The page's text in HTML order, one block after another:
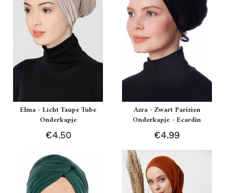
Elma - Licht Taupe Tube
Onderkapje
€4.50
Azra - Zwart Parizien
Onderkapje - Ecardin
€4.99